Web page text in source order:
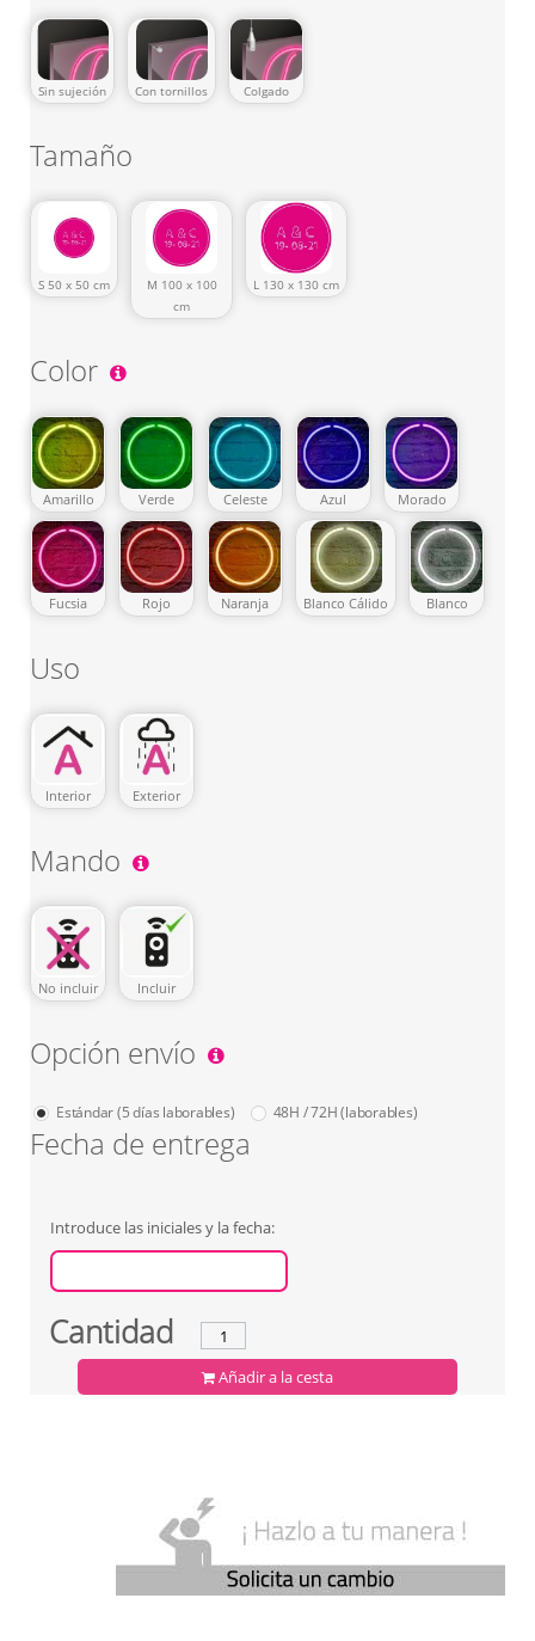
Sin sujeción Con tornillos Colgado
Tamaño
S 50 x 50 cm
M 100 x 100
cm
L 130 x 130 cm
Color
Amarillo Verde Celeste Azul Morado
Fucsia Rojo Naranja Blanco Cálido Blanco
Uso
Interior Exterior
Mando
No incluir Incluir
Opción envío
Estándar (5 días laborables) 48H / 72H (laborables)
Fecha de entrega
Introduce las iniciales y la fecha:
Cantidad
Añadir a la cesta